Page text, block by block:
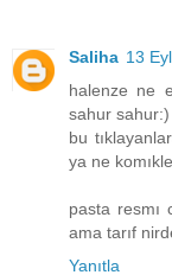
Saliha 13
halenze ne
sahur sahur:)
bu
ya ne
pasta resmı
ama tarıf
Yanıtla